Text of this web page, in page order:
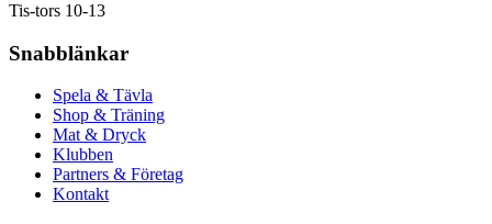
Tis-tors 10-13
Snabblänkar
Spela & Tävla
Shop & Träning
Mat & Dryck
Klubben
Partners & Företag
Kontakt